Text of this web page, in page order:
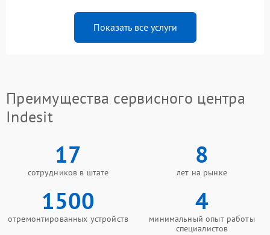
Показать все услуги
Преимущества сервисного центра
Indesit
17
сотрудников в штате
8
лет на рынке
1500
отремонтированных устройств
4
минимальный опыт работы
специалистов